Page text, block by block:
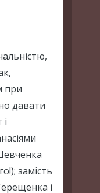
при
давати
замість
і